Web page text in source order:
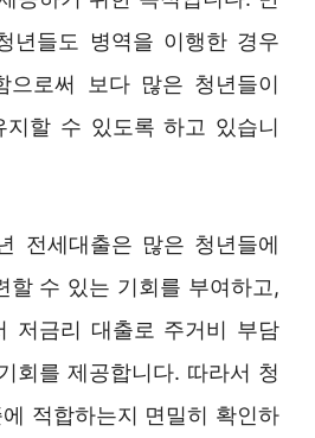
년들도 병역을 이행한 경우
으로써 보다 많은 청년들이
지할 수 있도록 하고 있습니
전세대출은 많은 청년들에
할 수 있는 기회를 부여하고,
저금리 대출로 주거비 부담
회를 제공합니다. 따라서 청
적합하는지 면밀히 확인하